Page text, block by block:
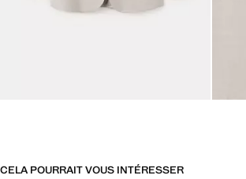
CELA POURRAIT VOUS INTÉRESSER